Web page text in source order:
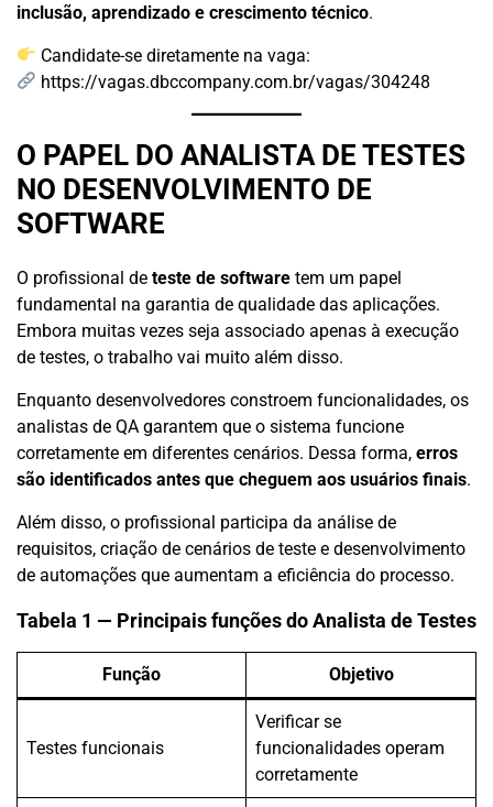
inclusão, aprendizado e crescimento técnico.
Candidate-se diretamente na vaga:
https://vagas.dbccompany.com.br/vagas/304248
O PAPEL DO ANALISTA DE TESTES
NO DESENVOLVIMENTO DE
SOFTWARE
O profissional de teste de software tem um papel
fundamental na garantia de qualidade das aplicações.
Embora muitas vezes seja associado apenas à execução
de testes, o trabalho vai muito além disso.
Enquanto desenvolvedores constroem funcionalidades, os
analistas de QA garantem que o sistema funcione
corretamente em diferentes cenários. Dessa forma, erros
são identificados antes que cheguem aos usuários finais.
Além disso, o profissional participa da análise de
requisitos, criação de cenários de teste e desenvolvimento
de automações que aumentam a eficiência do processo.
Tabela 1 — Principais funções do Analista de Testes
Função Objetivo
Testes funcionais
Verificar se
funcionalidades operam
corretamente